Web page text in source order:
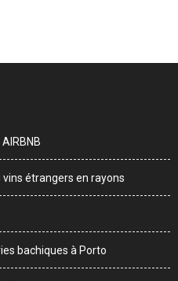
vins étrangers en rayons
bachiques à Porto